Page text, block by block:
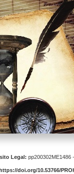
Legal: pp200302ME1486 -
doi.org/10.53766/